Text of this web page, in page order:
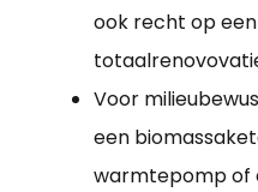
ook recht op
Voor
een
warmtepomp of